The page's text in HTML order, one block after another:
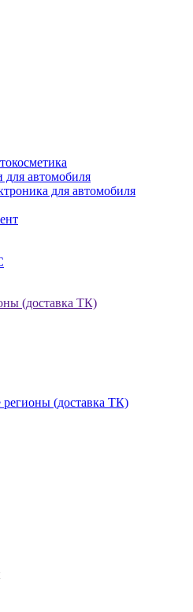
автомобиля
для автомобиля
(доставка ТК)
(доставка ТК)